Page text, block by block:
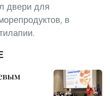
двери для
в